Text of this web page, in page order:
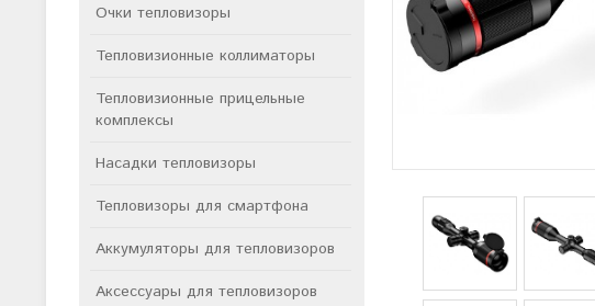
Очки тепловизоры
Тепловизионные коллиматоры
Тепловизионные прицельные
комплексы
Насадки тепловизоры
Тепловизоры для смартфона
Аккумуляторы для тепловизоров
Аксессуары для тепловизоров